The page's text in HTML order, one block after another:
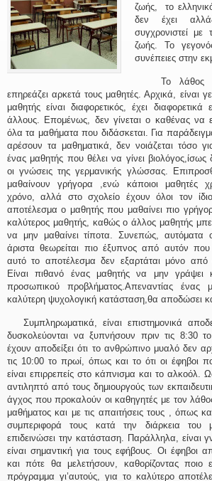
ζωής, το
δεν έχει
συγχρονιστεί με
ζωής. Το
συνέπειες στην
Το λάθος
επηρεάζει αρκετά τους μαθητές. Αρχικά, είναι
μαθητής είναι διαφορετικός, έχει
άλλους. Επομένως, δεν γίνεται ο καθένας να
όλα τα μαθήματα που διδάσκεται. Για
αρέσουν τα μαθηματικά, δεν νοιάζεται τόσο
ένας μαθητής που θέλει να γίνει βιολόγος,ίσως
οι γνώσεις της γερμανικής γλώσσας.
μαθαίνουν γρήγορα ,ενώ κάποιοι μαθητές
χρόνο, αλλά στο σχολείο έχουν όλοι τον
αποτέλεσμα ο μαθητής που μαθαίνει πιο
καλύτερος μαθητής, καθώς ο άλλος μαθητής
να μην μαθαίνει τίποτα. Συνεπώς,
άριστα θεωρείται πιο έξυπνος από αυτόν
αυτό το αποτέλεσμα δεν εξαρτάται μόνο από
Είναι πιθανό ένας μαθητής να μην γράψει
προσωπικού προβλήματος.Απεναντίας
καλύτερη ψυχολογική κατάσταση,θα αποδώσει
Συμπληρωματικά, είναι επιστημονικά
δυσκολεύονται να ξυπνήσουν πριν τις 8:30
έχουν αποδείξει ότι το ανθρώπινο μυαλό δεν
τις 10:00 το πρωί, όπως και το ότι οι έφηβοι
είναι επιρρεπείς στο κάπνισμα και το αλκοόλ.
αντιληπτό από τους δημιουργούς των
άγχος που προκαλούν οι καθηγητές με τον
μαθήματος και με τις απαιτήσεις τους , όπως
συμπεριφορά τους κατά την διάρκεια του
επιδεινώσει την κατάσταση. Παράλληλα, είναι
είναι σημαντική για τους εφήβους. Οι έφηβοι
και πότε θα μελετήσουν, καθορίζοντας ποιο
πρόγραμμα γι’αυτούς, για το καλύτερο